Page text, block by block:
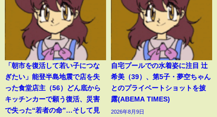
「朝市を復活して若い子につな
ぎたい」能登半島地震で店を失
った食堂店主（56）どん底から
キッチンカーで願う復活、災害
で失った“若者の命”…そして見
自宅プールでの水着姿に注目 辻
希美（39）、第5子・夢空ちゃん
とのプライベートショットを披
露(ABEMA TIMES)
2026年8月9日